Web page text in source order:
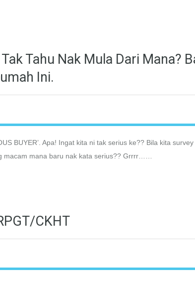
Tahu Nak Mula Dari Mana?
Ini.
BUYER’. Apa! Ingat kita ni tak serius ke?? Bila kita survey
macam mana baru nak kata serius?? Grrrr……
CKHT